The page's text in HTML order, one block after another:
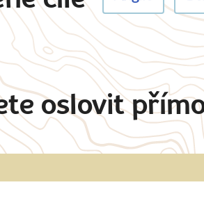
oslovit